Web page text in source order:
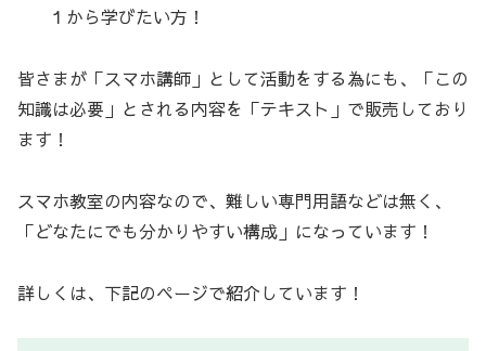
１から学びたい方！
皆さまが「スマホ講師」として活動をする為にも、「この
知識は必要」とされる内容を「テキスト」で販売しており
ます！
スマホ教室の内容なので、難しい専門用語などは無く、
「どなたにでも分かりやすい構成」になっています！
詳しくは、下記のページで紹介しています！